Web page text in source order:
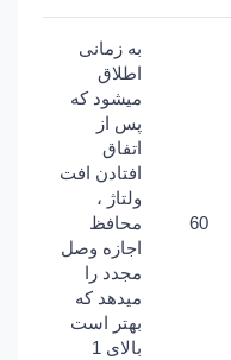
60
به زمانی
اطلاق
میشود که
پس از
اتفاق
افتادن افت
ولتاژ ،
محافظ
اجازه وصل
مجدد را
میدهد که
بهتر است
بالای 1